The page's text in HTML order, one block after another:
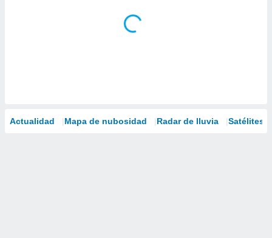
Actualidad Mapa de nubosidad Radar de lluvia Satélites